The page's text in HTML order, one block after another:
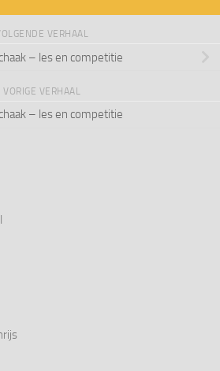
VERHAAL
– les en competitie
VORIGE VERHAAL
– les en competitie